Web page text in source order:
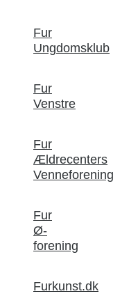
Fur
Ungdomsklub
Fur
Venstre
Fur
Ældrecenters
Venneforening
Fur
Ø-
forening
Furkunst.dk